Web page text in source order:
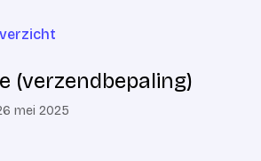
(verzendbepaling)
mei 2025